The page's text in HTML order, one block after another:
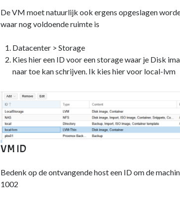
De VM moet natuurlijk ook ergens opgeslagen
waar nog voldoende ruimte is
Datacenter > Storage
Kies hier een ID voor een storage waar je Disk
naar toe kan schrijven. Ik kies hier voor local-lvm
VM ID
Bedenk op de ontvangende host een ID om de
1002